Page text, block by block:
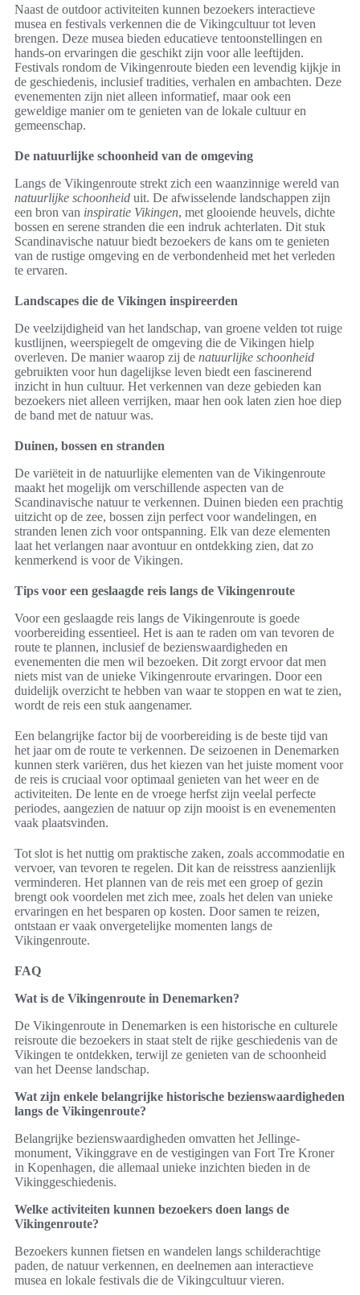
Naast de outdoor activiteiten kunnen bezoekers interactieve
musea en festivals verkennen die de Vikingcultuur tot leven
brengen. Deze musea bieden educatieve tentoonstellingen en
hands-on ervaringen die geschikt zijn voor alle leeftijden.
Festivals rondom de Vikingenroute bieden een levendig kijkje in
de geschiedenis, inclusief tradities, verhalen en ambachten. Deze
evenementen zijn niet alleen informatief, maar ook een
geweldige manier om te genieten van de lokale cultuur en
gemeenschap.
De natuurlijke schoonheid van de omgeving
Langs de Vikingenroute strekt zich een waanzinnige wereld van
natuurlijke schoonheid uit. De afwisselende landschappen zijn
een bron van inspiratie Vikingen, met glooiende heuvels, dichte
bossen en serene stranden die een indruk achterlaten. Dit stuk
Scandinavische natuur biedt bezoekers de kans om te genieten
van de rustige omgeving en de verbondenheid met het verleden
te ervaren.
Landscapes die de Vikingen inspireerden
De veelzijdigheid van het landschap, van groene velden tot ruige
kustlijnen, weerspiegelt de omgeving die de Vikingen hielp
overleven. De manier waarop zij de natuurlijke schoonheid
gebruikten voor hun dagelijkse leven biedt een fascinerend
inzicht in hun cultuur. Het verkennen van deze gebieden kan
bezoekers niet alleen verrijken, maar hen ook laten zien hoe diep
de band met de natuur was.
Duinen, bossen en stranden
De variëteit in de natuurlijke elementen van de Vikingenroute
maakt het mogelijk om verschillende aspecten van de
Scandinavische natuur te verkennen. Duinen bieden een prachtig
uitzicht op de zee, bossen zijn perfect voor wandelingen, en
stranden lenen zich voor ontspanning. Elk van deze elementen
laat het verlangen naar avontuur en ontdekking zien, dat zo
kenmerkend is voor de Vikingen.
Tips voor een geslaagde reis langs de Vikingenroute
Voor een geslaagde reis langs de Vikingenroute is goede
voorbereiding essentieel. Het is aan te raden om van tevoren de
route te plannen, inclusief de bezienswaardigheden en
evenementen die men wil bezoeken. Dit zorgt ervoor dat men
niets mist van de unieke Vikingenroute ervaringen. Door een
duidelijk overzicht te hebben van waar te stoppen en wat te zien,
wordt de reis een stuk aangenamer.
Een belangrijke factor bij de voorbereiding is de beste tijd van
het jaar om de route te verkennen. De seizoenen in Denemarken
kunnen sterk variëren, dus het kiezen van het juiste moment voor
de reis is cruciaal voor optimaal genieten van het weer en de
activiteiten. De lente en de vroege herfst zijn veelal perfecte
periodes, aangezien de natuur op zijn mooist is en evenementen
vaak plaatsvinden.
Tot slot is het nuttig om praktische zaken, zoals accommodatie en
vervoer, van tevoren te regelen. Dit kan de reisstress aanzienlijk
verminderen. Het plannen van de reis met een groep of gezin
brengt ook voordelen met zich mee, zoals het delen van unieke
ervaringen en het besparen op kosten. Door samen te reizen,
ontstaan er vaak onvergetelijke momenten langs de
Vikingenroute.
FAQ
Wat is de Vikingenroute in Denemarken?
De Vikingenroute in Denemarken is een historische en culturele
reisroute die bezoekers in staat stelt de rijke geschiedenis van de
Vikingen te ontdekken, terwijl ze genieten van de schoonheid
van het Deense landschap.
Wat zijn enkele belangrijke historische bezienswaardigheden
langs de Vikingenroute?
Belangrijke bezienswaardigheden omvatten het Jellinge-
monument, Vikinggrave en de vestigingen van Fort Tre Kroner
in Kopenhagen, die allemaal unieke inzichten bieden in de
Vikinggeschiedenis.
Welke activiteiten kunnen bezoekers doen langs de
Vikingenroute?
Bezoekers kunnen fietsen en wandelen langs schilderachtige
paden, de natuur verkennen, en deelnemen aan interactieve
musea en lokale festivals die de Vikingcultuur vieren.